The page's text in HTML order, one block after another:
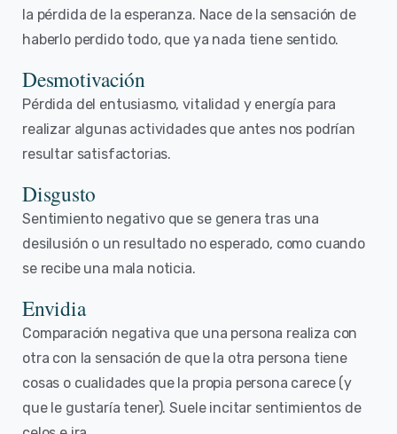
la pérdida de la esperanza. Nace de la sensación de
haberlo perdido todo, que ya nada tiene sentido.
Desmotivación
Pérdida del entusiasmo, vitalidad y energía para
realizar algunas actividades que antes nos podrían
resultar satisfactorias.
Disgusto
Sentimiento negativo que se genera tras una
desilusión o un resultado no esperado, como cuando
se recibe una mala noticia.
Envidia
Comparación negativa que una persona realiza con
otra con la sensación de que la otra persona tiene
cosas o cualidades que la propia persona carece (y
que le gustaría tener). Suele incitar sentimientos de